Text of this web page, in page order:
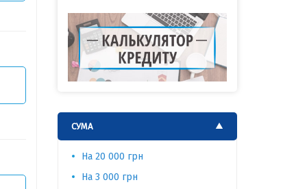
СУМА
На 20 000 грн
На 3 000 грн